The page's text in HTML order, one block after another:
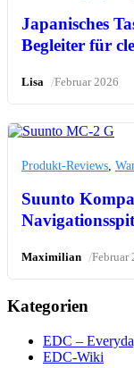
Japanisches
Begleiter für
Lisa /Februar 2026
Produkt-Reviews,
Suunto
Maximilian /Februar
Kategorien
EDC –
EDC-Wiki